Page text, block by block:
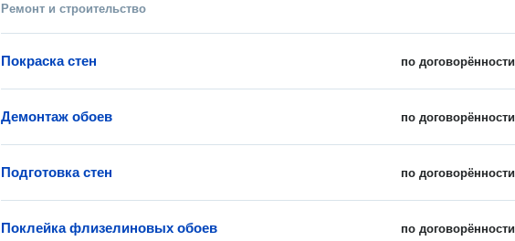
Ремонт и строительство
по договорённости
Покраска стен
по договорённости
Демонтаж обоев
по договорённости
Подготовка стен
по договорённости
Поклейка флизелиновых обоев